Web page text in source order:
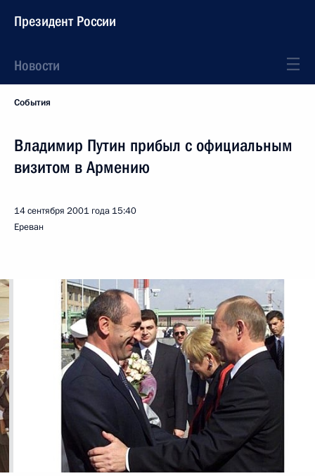
Президент России
Новости
События
Владимир Путин прибыл с официальным
визитом в Армению
14 сентября 2001 года 15:40
Ереван